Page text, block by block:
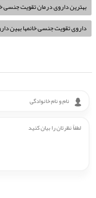
بهترین داروی درمان تقویت جنسی
داروی تقویت جنسی خانمها بهین